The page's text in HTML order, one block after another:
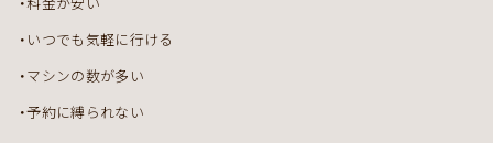
・いつでも気軽に行ける
・マシンの数が多い
・予約に縛られない